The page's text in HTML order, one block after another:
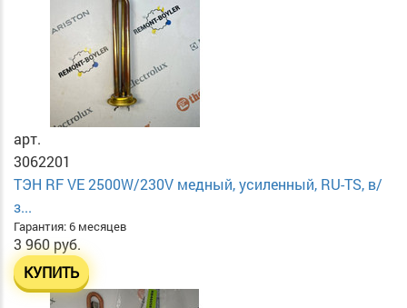
арт.
3062201
ТЭН RF VE 2500W/230V медный, усиленный, RU-TS, в/
з...
Гарантия: 6 месяцев
3 960 руб.
КУПИТЬ